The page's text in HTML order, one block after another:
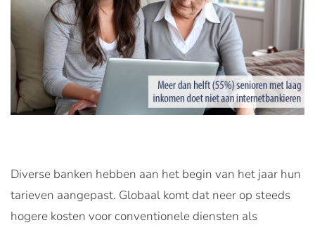
Diverse banken hebben aan het begin van het jaar hun
tarieven aangepast. Globaal komt dat neer op steeds
hogere kosten voor conventionele diensten als